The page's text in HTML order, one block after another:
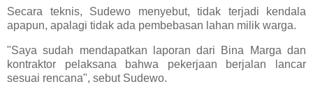
Secara teknis, Sudewo menyebut, tidak terjadi kendala
apapun, apalagi tidak ada pembebasan lahan milik warga.
"Saya sudah mendapatkan laporan dari Bina Marga dan
kontraktor pelaksana bahwa pekerjaan berjalan lancar
sesuai rencana", sebut Sudewo.